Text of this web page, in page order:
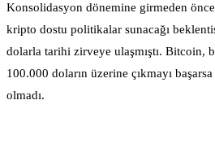
Konsolidasyon dönemine girmeden
kripto dostu politikalar sunacağı
dolarla tarihi zirveye ulaşmıştı. Bitcoin,
100.000 doların üzerine çıkmayı
olmadı.